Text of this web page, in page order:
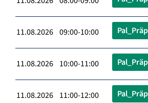
11.08.2026 09:00-10:00 Pal_Präp
11.08.2026 10:00-11:00 Pal_Präp
11.08.2026 11:00-12:00 Pal_Präp